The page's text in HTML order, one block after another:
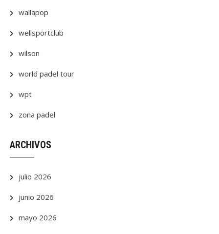
wallapop
wellsportclub
wilson
world padel tour
wpt
zona padel
ARCHIVOS
julio 2026
junio 2026
mayo 2026